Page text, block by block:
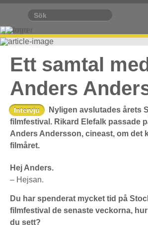
Ett samtal
Anders
Intervju
Nyligen avslutades årets
filmfestival. Rikard Elefalk passade
Anders Andersson, cineast, om det
filmåret.
Hej Anders.
– Hejsan.
Du har spenderat mycket tid på
filmfestival de senaste veckorna,
du sett?